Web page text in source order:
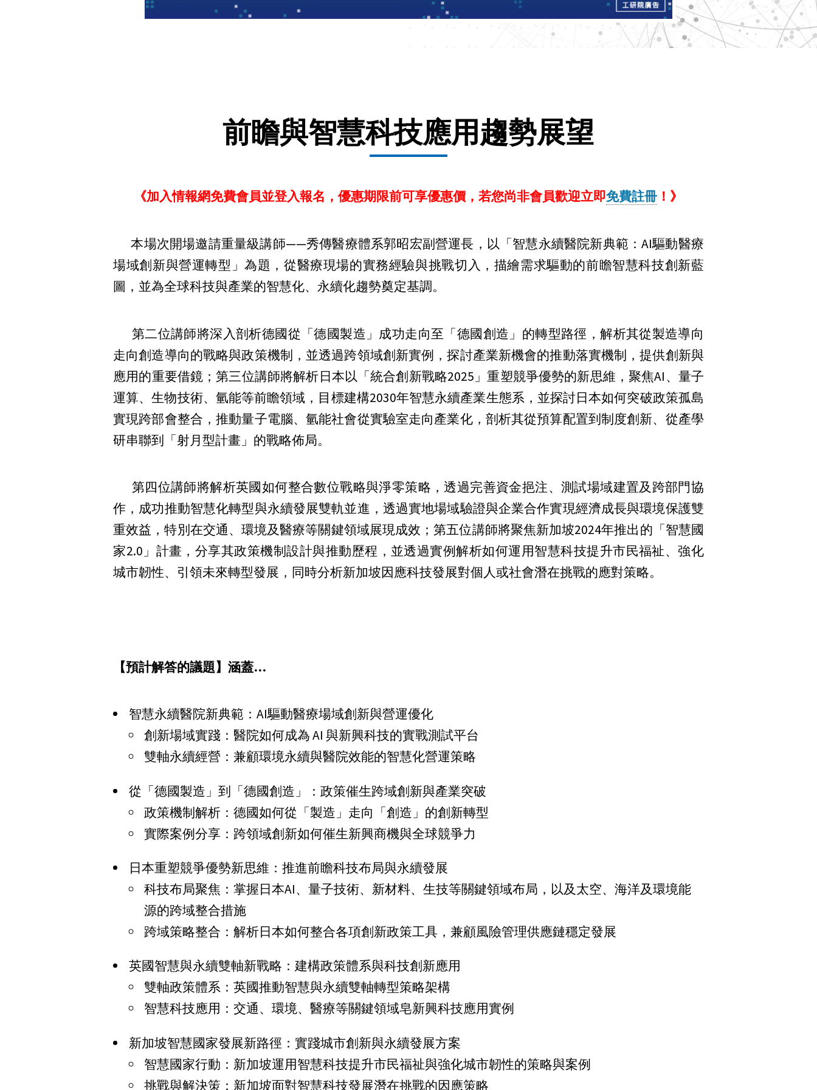
前瞻與智慧科技應用趨勢展望
《加入情報網免費會員並登入報名 ，優惠期限前可享優惠價，若您尚非會員歡迎立即免費註冊 ！》
本場次開場邀請重量級講師——秀傳醫療體系郭昭宏副營運長，以「智慧永續醫院新典範：AI驅動醫療
場域創新與營運轉型」為題，從醫療現場的實務經驗與挑戰切入，描繪需求驅動的前瞻智慧科技創新藍
圖，並為全球科技與產業的智慧化、永續化趨勢奠定基調。
第二位講師將深入剖析德國從「德國製造」成功走向至「德國創造」的轉型路徑，解析其從製造導向
走向創造導向的戰略與政策機制，並透過跨領域創新實例，探討產業新機會的推動落實機制，提供創新與
應用的重要借鏡；第三位講師將解析日本以「統合創新戰略2025」重塑競爭優勢的新思維，聚焦AI、量子
運算、生物技術、氫能等前瞻領域，目標建構2030年智慧永續產業生態系，並探討日本如何突破政策孤島
實現跨部會整合，推動量子電腦、氫能社會從實驗室走向產業化，剖析其從預算配置到制度創新、從產學
研串聯到「射月型計畫」的戰略佈局。
第四位講師將解析英國如何整合數位戰略與淨零策略，透過完善資金挹注、測試場域建置及跨部門協
作，成功推動智慧化轉型與永續發展雙軌並進，透過實地場域驗證與企業合作實現經濟成長與環境保護雙
重效益，特別在交通、環境及醫療等關鍵領域展現成效；第五位講師將聚焦新加坡2024年推出的「智慧國
家2.0」計畫，分享其政策機制設計與推動歷程，並透過實例解析如何運用智慧科技提升市民福祉、強化
城市韌性、引領未來轉型發展，同時分析新加坡因應科技發展對個人或社會潛在挑戰的應對策略。
【預計解答的議題】涵蓋…
智慧永續醫院新典範：AI驅動醫療場域創新與營運優化
創新場域實踐：醫院如何成為 AI 與新興科技的實戰測試平台
雙軸永續經營：兼顧環境永續與醫院效能的智慧化營運策略
從「德國製造」到「德國創造」：政策催生跨域創新與產業突破
政策機制解析：德國如何從「製造」走向「創造」的創新轉型
實際案例分享：跨領域創新如何催生新興商機與全球競爭力
日本重塑競爭優勢新思維：推進前瞻科技布局與永續發展
科技布局聚焦：掌握日本AI、量子技術、新材料、生技等關鍵領域布局，以及太空、海洋及環境能
源的跨域整合措施
跨域策略整合：解析日本如何整合各項創新政策工具，兼顧風險管理供應鏈穩定發展
英國智慧與永續雙軸新戰略：建構政策體系與科技創新應用
雙軸政策體系：英國推動智慧與永續雙軸轉型策略架構
智慧科技應用：交通、環境、醫療等關鍵領域皂新興科技應用實例
新加坡智慧國家發展新路徑：實踐城市創新與永續發展方案
智慧國家行動：新加坡運用智慧科技提升市民福祉與強化城市韌性的策略與案例
挑戰與解決策：新加坡面對智慧科技發展潛在挑戰的因應策略